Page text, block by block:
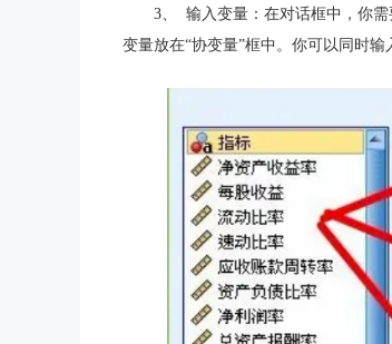
3、 输入变量：在对话框中，你
变量放在“协变量”框中。你可以同时输